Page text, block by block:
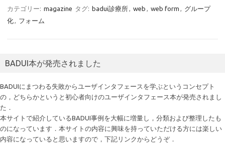
カテゴリー: magazine タグ: badui診療所, web , web form , グループ
化, フォーム
BADUI本が発売されました
BADUIにまつわる失敗からユーザインタフェースを学ぶというコンセプト
の，どちらかというと初心者向けのユーザインタフェース本が発売されまし
た．
本サイトで紹介しているBADUI事例を大幅に増量し，分類および整理したも
のになっています．本サイトの内容に興味を持っていただける方には楽しい
内容になっていると思いますので，下記リンクからどうぞ．